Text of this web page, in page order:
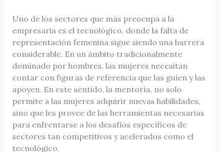
Uno de los sectores que más preocupa a la
empresaria es el tecnológico, donde la falta de
representación femenina sigue siendo una barrera
considerable. En un ámbito tradicionalmente
dominado por hombres, las mujeres necesitan
contar con figuras de referencia que las guíen y las
apoyen. En este sentido, la mentoría, no solo
permite a las mujeres adquirir nuevas habilidades,
sino que les provee de las herramientas necesarias
para enfrentarse a los desafíos específicos de
sectores tan competitivos y acelerados como el
tecnológico.